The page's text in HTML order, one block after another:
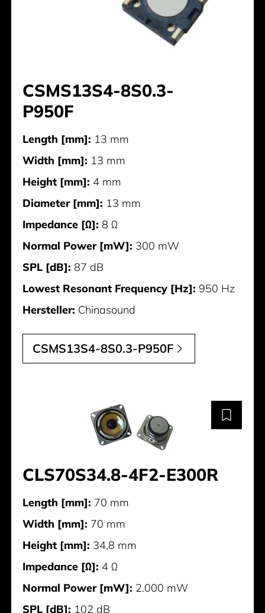
CSMS13S4-8S0.3-
P950F
Length [mm]: 13 mm
Width [mm]: 13 mm
Height [mm]: 4 mm
Diameter [mm]: 13 mm
Impedance [Ω]: 8 Ω
Normal Power [mW]: 300 mW
SPL [dB]: 87 dB
Lowest Resonant Frequency [Hz]: 950 Hz
Hersteller: Chinasound
CSMS13S4-8S0.3-P950F
CLS70S34.8-4F2-E300R
Length [mm]: 70 mm
Width [mm]: 70 mm
Height [mm]: 34,8 mm
Impedance [Ω]: 4 Ω
Normal Power [mW]: 2.000 mW
SPL [dB]: 102 dB